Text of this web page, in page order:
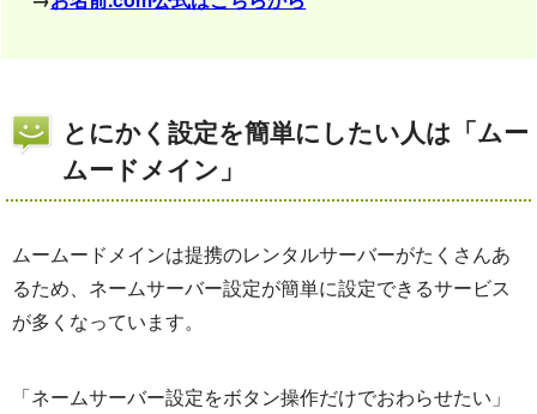
とにかく設定を簡単にしたい人は「ムー
ムードメイン」
ムームードメインは提携のレンタルサーバーがたくさんあ
るため、ネームサーバー設定が簡単に設定できるサービス
が多くなっています。
「ネームサーバー設定をボタン操作だけでおわらせたい」